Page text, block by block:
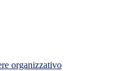
organizzativo